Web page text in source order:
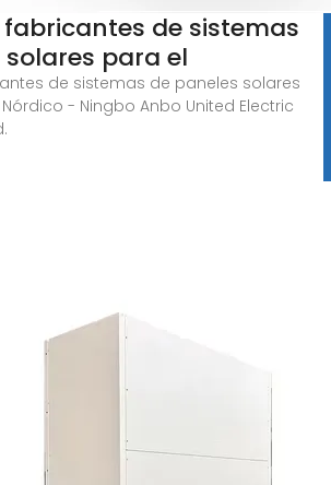
fabricantes de sistemas
para el
de sistemas de paneles solares
- Ningbo Anbo United Electric